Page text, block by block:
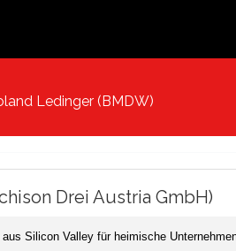
Ledinger (BMDW)
Drei Austria GmbH)
Silicon Valley für heimische